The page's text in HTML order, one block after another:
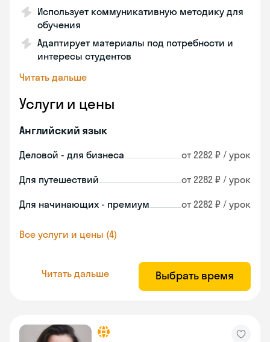
Использует коммуникативную методику для
обучения
Адаптирует материалы под потребности и
интересы студентов
Читать дальше
Услуги и цены
Английский язык
Деловой - для бизнеса от 2282 ₽ / урок
Для путешествий от 2282 ₽ / урок
Для начинающих - премиум от 2282 ₽ / урок
Все услуги и цены (4)
Читать дальше Выбрать время